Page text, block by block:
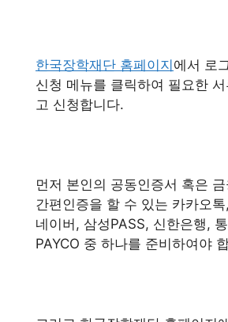
한국장학재단 홈페이지 에서 로
신청 메뉴를 클릭하여 필요한
고 신청합니다.
먼저 본인의 공동인증서 혹은
간편인증을 할 수 있는 카카오
네이버, 삼성PASS, 신한은행,
PAYCO 중 하나를 준비하여야